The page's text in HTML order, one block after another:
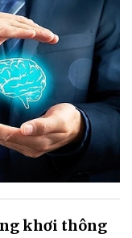
khơi thông